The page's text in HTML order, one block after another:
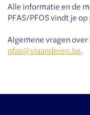
Alle informatie en de
PFAS/PFOS vindt je op
Algemene vragen over
pfas@vlaanderen.be.